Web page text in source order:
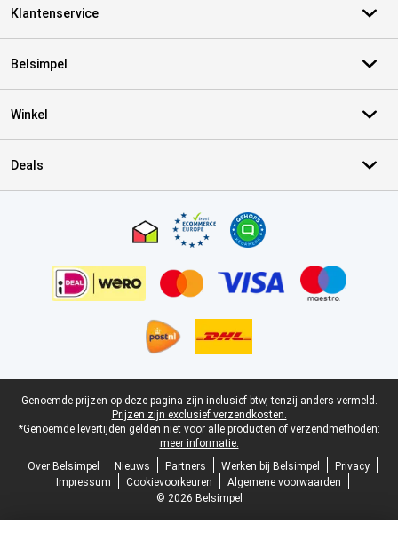
Klantenservice
Belsimpel
Winkel
Deals
Juridische voettekst
Genoemde prijzen op deze pagina zijn inclusief btw, tenzij anders vermeld.
Prijzen zijn exclusief verzendkosten.
*Genoemde levertijden gelden niet voor alle producten of verzendmethoden:
meer informatie.
Over Belsimpel
Nieuws Partners Werken bij Belsimpel
Privacy
Impressum
Cookievoorkeuren
Algemene voorwaarden
© 2026 Belsimpel